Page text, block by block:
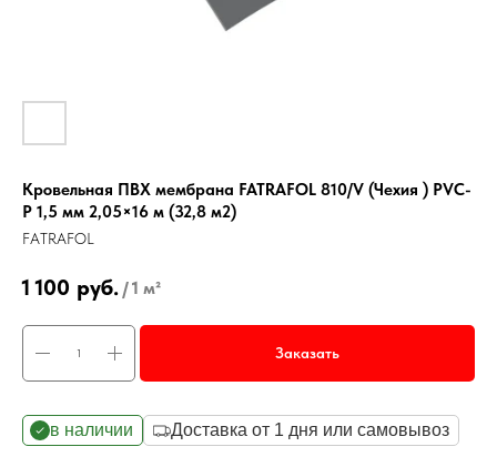
Кровельная ПВХ мембрана FATRAFOL 810/V (Чехия ) PVC-
P 1,5 мм 2,05×16 м (32,8 м2)
FATRAFOL
1 100 руб. /1 м²
Заказать
в наличии Доставка от 1 дня или самовывоз